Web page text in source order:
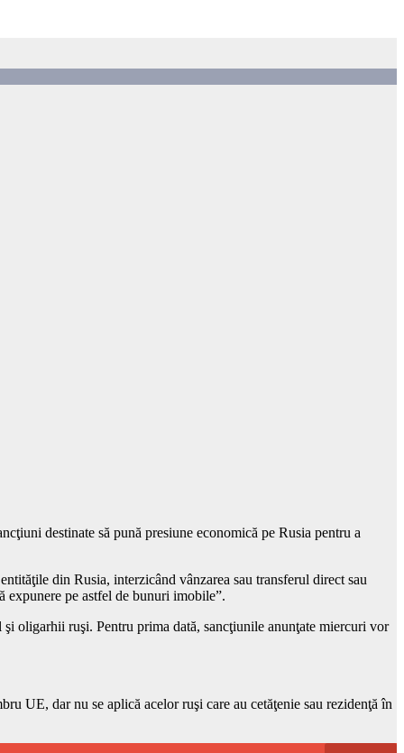
destinate să pună presiune economică pe Rusia pentru a
din Rusia, interzicând vânzarea sau transferul direct sau
pe astfel de bunuri imobile”.
oligarhii ruşi. Pentru prima dată, sancţiunile anunţate miercuri vor
UE, dar nu se aplică acelor ruşi care au cetăţenie sau rezidenţă în